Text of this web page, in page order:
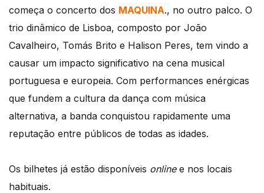
começa o concerto dos MAQUINA., no outro palco. O
trio dinâmico de Lisboa, composto por João
Cavalheiro, Tomás Brito e Halison Peres, tem vindo a
causar um impacto significativo na cena musical
portuguesa e europeia. Com performances enérgicas
que fundem a cultura da dança com música
alternativa, a banda conquistou rapidamente uma
reputação entre públicos de todas as idades.
Os bilhetes já estão disponíveis onlinee nos locais
habituais.